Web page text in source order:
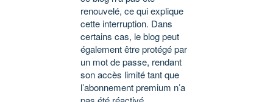
renouvelé, ce qui explique
cette interruption. Dans
certains cas, le blog peut
également être protégé par
un mot de passe, rendant
son accès limité tant que
l’abonnement premium n’a